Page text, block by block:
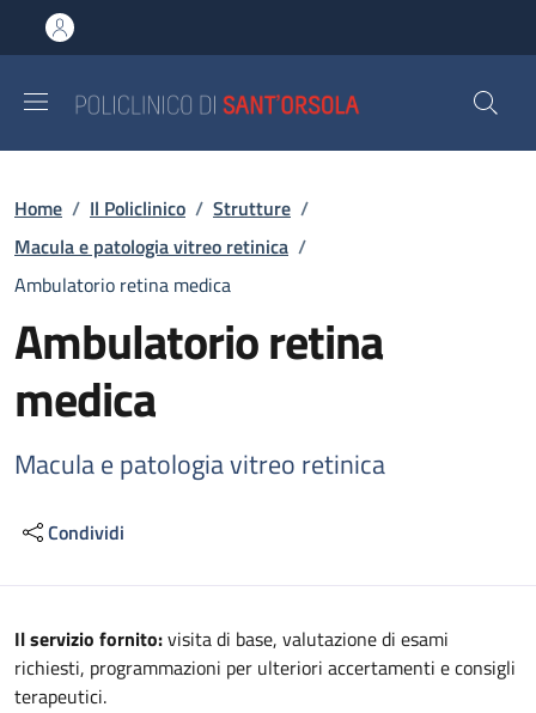
al contenuto principale
to footer content
Briciole di pane
Home / Il Policlinico / Strutture /
Macula e patologia vitreo retinica /
Ambulatorio retina medica
Ambulatorio retina
medica
Macula e patologia vitreo retinica
Condividi
Descrizione
Il servizio fornito:visita di base, valutazione di esami
richiesti, programmazioni per ulteriori accertamenti e consigli
terapeutici.